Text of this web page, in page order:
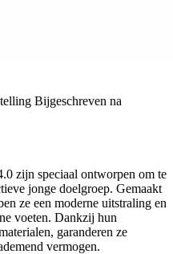
Bijgeschreven na
zijn speciaal ontworpen om te
jonge doelgroep. Gemaakt
ze een moderne uitstraling en
voeten. Dankzij hun
garanderen ze
vermogen.